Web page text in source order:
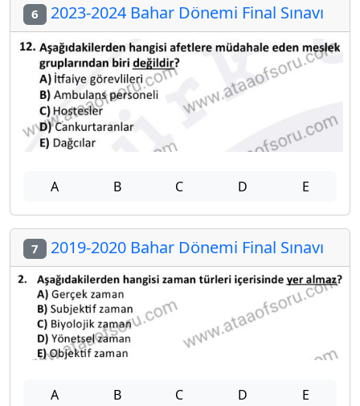
6 2023-2024 Bahar Dönemi Final Sınavı
A B C D E
7 2019-2020 Bahar Dönemi Final Sınavı
A B C D E